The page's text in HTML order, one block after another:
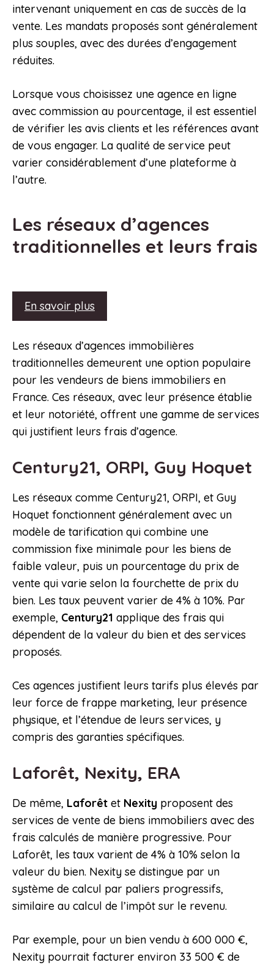
intervenant uniquement en cas de succès de la
vente. Les mandats proposés sont généralement
plus souples, avec des durées d’engagement
réduites.
Lorsque vous choisissez une agence en ligne
avec commission au pourcentage, il est essentiel
de vérifier les avis clients et les références avant
de vous engager. La qualité de service peut
varier considérablement d’une plateforme à
l’autre.
Les réseaux d’agences
traditionnelles et leurs frais
En savoir plus
Les réseaux d’agences immobilières
traditionnelles demeurent une option populaire
pour les vendeurs de biens immobiliers en
France. Ces réseaux, avec leur présence établie
et leur notoriété, offrent une gamme de services
qui justifient leurs frais d’agence.
Century21, ORPI, Guy Hoquet
Les réseaux comme Century21, ORPI, et Guy
Hoquet fonctionnent généralement avec un
modèle de tarification qui combine une
commission fixe minimale pour les biens de
faible valeur, puis un pourcentage du prix de
vente qui varie selon la fourchette de prix du
bien. Les taux peuvent varier de 4% à 10%. Par
exemple, Century21 applique des frais qui
dépendent de la valeur du bien et des services
proposés.
Ces agences justifient leurs tarifs plus élevés par
leur force de frappe marketing, leur présence
physique, et l’étendue de leurs services, y
compris des garanties spécifiques.
Laforêt, Nexity, ERA
De même, Laforêt et Nexity proposent des
services de vente de biens immobiliers avec des
frais calculés de manière progressive. Pour
Laforêt, les taux varient de 4% à 10% selon la
valeur du bien. Nexity se distingue par un
système de calcul par paliers progressifs,
similaire au calcul de l’impôt sur le revenu.
Par exemple, pour un bien vendu à 600 000 €,
Nexity pourrait facturer environ 33 500 € de